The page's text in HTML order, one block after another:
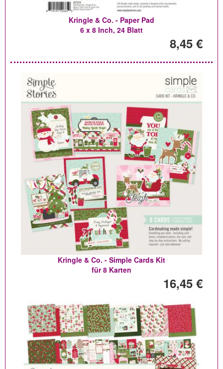
Kringle & Co. - Paper Pad
6 x 8 Inch, 24 Blatt
8,45 €
Kringle & Co. - Simple Cards Kit
für 8 Karten
16,45 €